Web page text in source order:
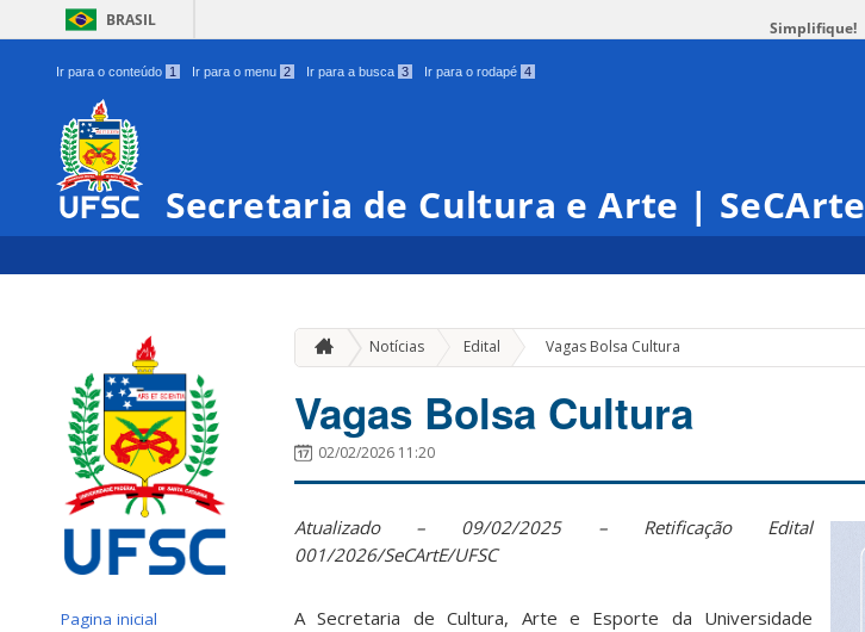
BRASIL Simplifique!
Ir para o conteúdo 1 Ir para o menu 2 Ir para a busca 3 Ir para o rodapé 4
Secretaria de Cultura e Arte | SeCArte
Pagina inicial
Notícias Edital » Vagas Bolsa Cultura
Vagas Bolsa Cultura
02/02/2026 11:20
Atualizado – 09/02/2025 – Retificação Edital
001/2026/SeCArtE/UFSC
A Secretaria de Cultura, Arte e Esporte da Universidade